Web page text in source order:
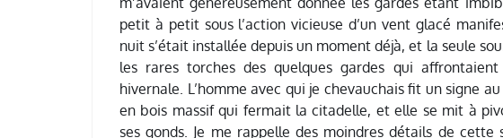
petit à petit sous l’action vicieuse d’un vent glacé
nuit s’était installée depuis un moment déjà, et la seule
les rares torches des quelques gardes qui
hivernale. L’homme avec qui je chevauchais fit un signe
en bois massif qui fermait la citadelle, et elle se mit à
ses gonds. Je me rappelle des moindres détails de